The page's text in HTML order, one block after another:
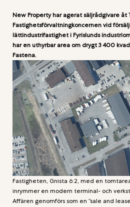
New Property har agerat säljrådgivare åt
Fastighetsförvaltningkoncernen vid
lättindustrifastighet i Fyrislunds
har en uthyrbar area om drygt 3 400
Fastena.
Fastigheten, Gnista 6:2, med en
inrymmer en modern terminal- och
Affären genomförs som en ”sale and